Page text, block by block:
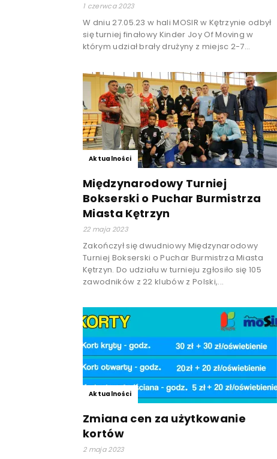
1 czerwca 2023
W dniu 27.05.23 w hali MOSIR w Kętrzynie odbył
się turniej finałowy Kinder Joy Of Moving w
którym udział brały drużyny z miejsc 2-7...
Aktualności
Międzynarodowy Turniej
Bokserski o Puchar Burmistrza
Miasta Kętrzyn
22 maja 2023
Zakończył się dwudniowy Międzynarodowy
Turniej Bokserski o Puchar Burmistrza Miasta
Kętrzyn. Do udziału w turnieju zgłosiło się 105
zawodników z 22 klubów z Polski,...
Aktualności
Zmiana cen za użytkowanie
kortów
2 maja 2023